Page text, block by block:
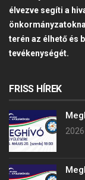
élvezve segíti a
terén az élhető és
tevékenységét.
FRISS HÍREK